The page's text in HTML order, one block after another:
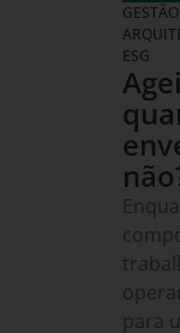
ESG
para